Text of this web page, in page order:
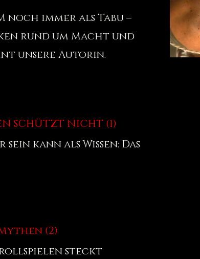
immer als Tabu –
rund um Macht und
unsere Autorin.
SCHÜTZT NICHT (1)
kann als Wissen: Das
(2)
steckt